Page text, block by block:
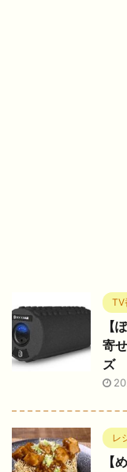
TV
【
寄
ズ
レ
【